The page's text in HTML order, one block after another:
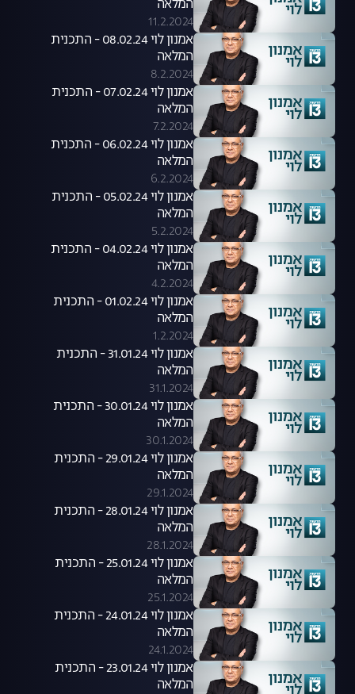
המלאה
11.2.2024
אמנון לוי 08.02.24 - התכנית
המלאה
8.2.2024
אמנון לוי 07.02.24 - התכנית
המלאה
7.2.2024
אמנון לוי 06.02.24 - התכנית
המלאה
6.2.2024
אמנון לוי 05.02.24 - התכנית
המלאה
5.2.2024
אמנון לוי 04.02.24 - התכנית
המלאה
4.2.2024
אמנון לוי 01.02.24 - התכנית
המלאה
1.2.2024
אמנון לוי 31.01.24 - התכנית
המלאה
31.1.2024
אמנון לוי 30.01.24 - התכנית
המלאה
30.1.2024
אמנון לוי 29.01.24 - התכנית
המלאה
29.1.2024
אמנון לוי 28.01.24 - התכנית
המלאה
28.1.2024
אמנון לוי 25.01.24 - התכנית
המלאה
25.1.2024
אמנון לוי 24.01.24 - התכנית
המלאה
24.1.2024
אמנון לוי 23.01.24 - התכנית
המלאה